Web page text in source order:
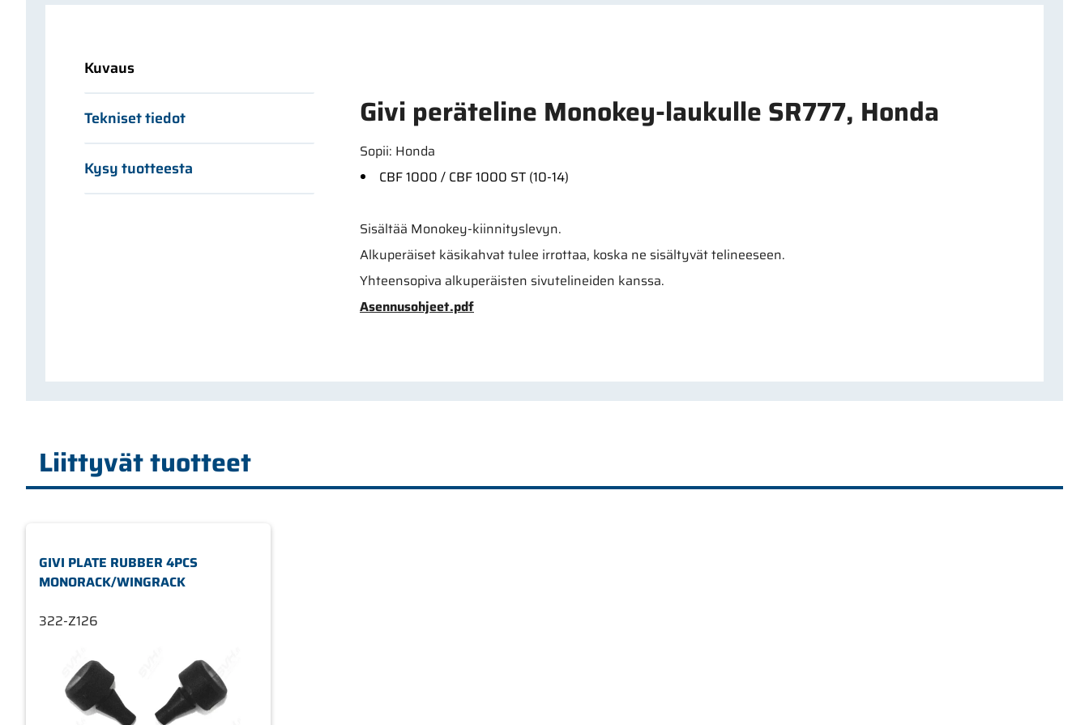
Kuvaus
Tekniset tiedot
Kysy tuotteesta
Givi peräteline Monokey-laukulle SR777, Honda
Sopii: Honda
CBF 1000 / CBF 1000 ST (10-14)
Sisältää Monokey-kiinnityslevyn.
Alkuperäiset käsikahvat tulee irrottaa, koska ne sisältyvät telineeseen.
Yhteensopiva alkuperäisten sivutelineiden kanssa.
Asennusohjeet.pdf
Liittyvät tuotteet
GIVI PLATE RUBBER 4PCS
MONORACK/WINGRACK
322-Z126